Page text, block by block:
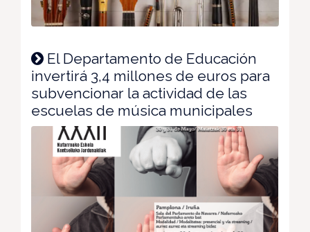
El Departamento de Educación
invertirá 3,4 millones de euros para
subvencionar la actividad de las
escuelas de música municipales